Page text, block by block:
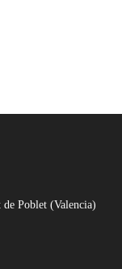
Poblet (Valencia)